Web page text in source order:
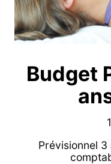
Budget
Prévisionnel